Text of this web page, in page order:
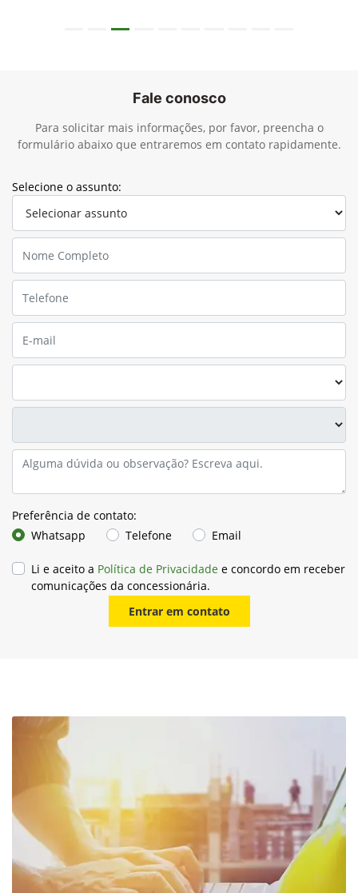
Fale conosco
Para solicitar mais informações, por favor, preencha o
formulário abaixo que entraremos em contato rapidamente.
Selecione o assunto:
Preferência de contato:
Whatsapp
Telefone Email
Li e aceito a Política de Privacidade e concordo em receber
comunicações da concessionária.
Entrar em contato